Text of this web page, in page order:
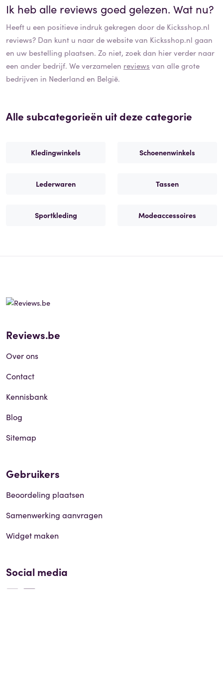
Ik heb alle reviews goed gelezen. Wat nu?
Heeft u een positieve indruk gekregen door de Kicksshop.nl
reviews? Dan kunt u naar de website van Kicksshop.nl gaan
en uw bestelling plaatsen. Zo niet, zoek dan hier verder naar
een ander bedrijf. We verzamelen reviews van alle grote
bedrijven in Nederland en België.
Alle subcategorieën uit deze categorie
Kledingwinkels Schoenenwinkels
Lederwaren Tassen
Sportkleding Modeaccessoires
Reviews.be
Over ons
Contact
Kennisbank
Blog
Sitemap
Gebruikers
Beoordeling plaatsen
Samenwerking aanvragen
Widget maken
Social media